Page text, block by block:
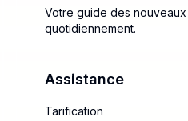
Votre guide des
quotidiennement.
Assistance
Tarification